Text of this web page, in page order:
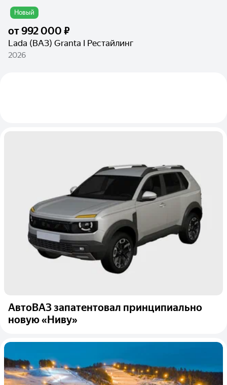
Новый
от992 000 ₽
Lada (ВАЗ) Granta I Рестайлинг
2026
АвтоВАЗ запатентовал принципиально
новую «Ниву»